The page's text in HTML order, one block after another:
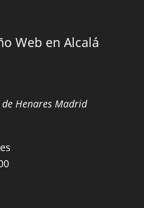
Web en Alcalá
Henares Madrid